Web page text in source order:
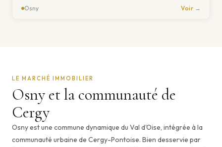
Osny Voir →
LE MARCHÉ IMMOBILIER
Osny et la communauté de
Cergy
Osny est une commune dynamique du Val d'Oise, intégrée à la
communauté urbaine de Cergy-Pontoise. Bien desservie par